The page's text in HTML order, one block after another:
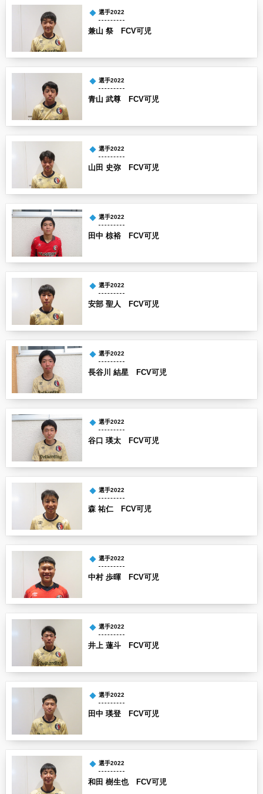
選手2022
兼山 祭 FCV可児
選手2022
青山 武尊 FCV可児
選手2022
山田 史弥 FCV可児
選手2022
田中 椋裕 FCV可児
選手2022
安部 聖人 FCV可児
選手2022
長谷川 結星 FCV可児
選手2022
谷口 瑛太 FCV可児
選手2022
森 祐仁 FCV可児
選手2022
中村 歩暉 FCV可児
選手2022
井上 蓮斗 FCV可児
選手2022
田中 瑛登 FCV可児
選手2022
和田 樹生也 FCV可児